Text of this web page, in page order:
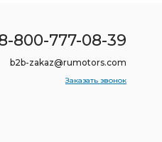
800-777-08-39
b2b-zakaz@rumotors.com
Заказать звонок